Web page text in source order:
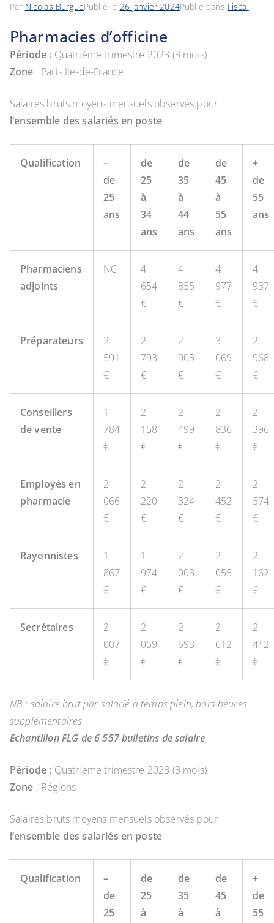
Par Nicolas BurguePublié le 26 janvier 2024Publié dans Fiscal
Pharmacies d’officine
Période : Quatrième trimestre 2023 (3 mois)
Zone : Paris Ile-de-France
Salaires bruts moyens mensuels observés pour
l’ensemble des salariés en poste
Qualification
–
de
25
ans
de
25
à
34
ans
de
35
à
44
ans
de
45
à
55
ans
+
de
55
ans
Pharmaciens
adjoints
NC
4
654
€
4
855
€
4
977
€
4
937
€
Préparateurs
2
591
€
2
793
€
2
903
€
3
069
€
2
968
€
Conseillers
de vente
1
784
€
2
158
€
2
499
€
2
836
€
2
396
€
Employés en
pharmacie
2
066
€
2
220
€
2
324
€
2
452
€
2
574
€
Rayonnistes
1
867
€
1
974
€
2
003
€
2
055
€
2
162
€
Secrétaires
2
007
€
2
059
€
2
693
€
2
612
€
2
442
€
NB : salaire brut par salarié à temps plein, hors heures
supplémentaires
Echantillon FLG de 6 557 bulletins de salaire
Période : Quatrième trimestre 2023 (3 mois)
Zone : Régions
Salaires bruts moyens mensuels observés pour
l’ensemble des salariés en poste
Qualification
–
de
25
de
25
à
de
35
à
de
45
à
+
de
55